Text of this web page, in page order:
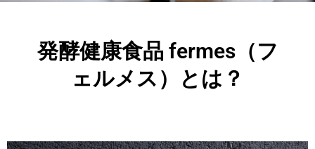
発酵健康食品 fermes（フ
ェルメス）とは？